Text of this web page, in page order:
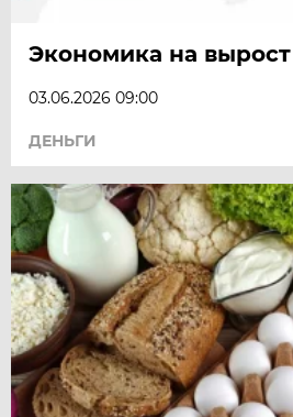
Экономика на вырост
03.06.2026 09:00
ДЕНЬГИ